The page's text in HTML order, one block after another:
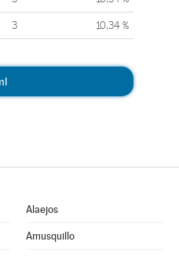
3 10,34 %
Alaejos
Amusquillo